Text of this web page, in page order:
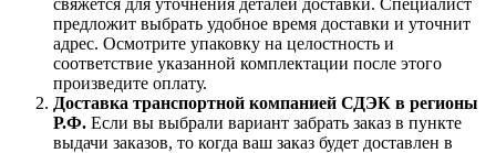
предложит выбрать удобное время доставки и уточнит
адрес. Осмотрите упаковку на целостность и
соответствие указанной комплектации после этого
произведите оплату.
Доставка транспортной компанией СДЭК в регионы
Р.Ф. Если вы выбрали вариант забрать заказ в пункте
выдачи заказов, то когда ваш заказ будет доставлен в